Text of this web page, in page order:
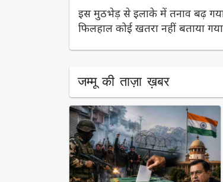
इस मुठभेड़ से इलाके में तनाव बढ़
फिलहाल कोई खतरा नहीं बताया
जम्मू की ताज़ा ख़बर